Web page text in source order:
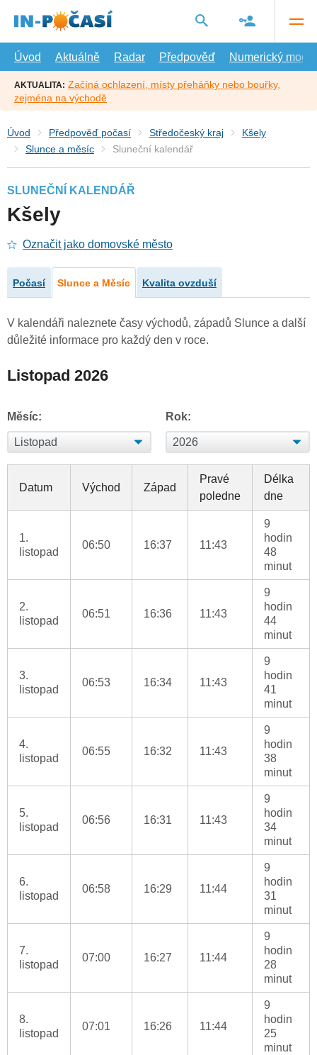
hlavní
Úvod
Aktuálně Radar Předpověď Numerický model
AKTUALITA: Začíná ochlazení, místy přeháňky nebo bouřky,
zejména na východě
Úvod Předpověď počasí Středočeský kraj
Kšely
Slunce a měsíc
Sluneční kalendář
SLUNEČNÍ KALENDÁŘ
Kšely
Označit jako domovské město
Počasí Slunce a Měsíc Kvalita ovzduší
V kalendáři naleznete časy východů, západů Slunce a další
důležité informace pro každý den v roce.
Listopad 2026
Měsíc: Rok:
Datum Východ Západ
Pravé
poledne
Délka
dne
1.
listopad
06:50 16:37 11:43
9
hodin
48
minut
2.
listopad
06:51 16:36 11:43
9
hodin
44
minut
3.
listopad
06:53 16:34 11:43
9
hodin
41
minut
4.
listopad
06:55 16:32 11:43
9
hodin
38
minut
5.
listopad
06:56 16:31 11:43
9
hodin
34
minut
6.
listopad
06:58 16:29 11:44
9
hodin
31
minut
7.
listopad
07:00 16:27 11:44
9
hodin
28
minut
8.
listopad
07:01 16:26 11:44
9
hodin
25
minut